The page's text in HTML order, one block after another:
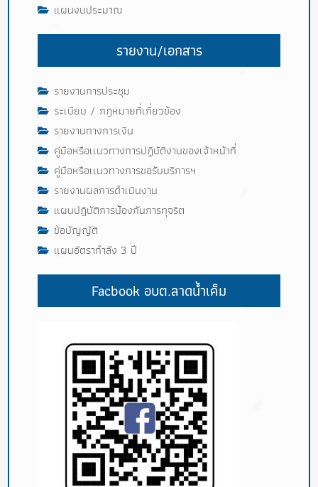
แผนงบประมาณ
รายงาน/เอกสาร
รายงานการประชุม
ระเบียบ / กฎหมายที่เกี่ยวข้อง
รายงานทางการเงิน
คู่มือหรือเเนวทางการปฏิบัติงานของเจ้าหน้าที่
คู่มือหรือเเนวทางการขอรับบริการฯ
รายงานผลการดำเนินงาน
แผนปฎิบัติการป้องกันการทุจริต
ข้อบัญญัติ
แผนอัตรากำลัง 3 ปี
Facbook อบต.ลาดน้ำเค็ม